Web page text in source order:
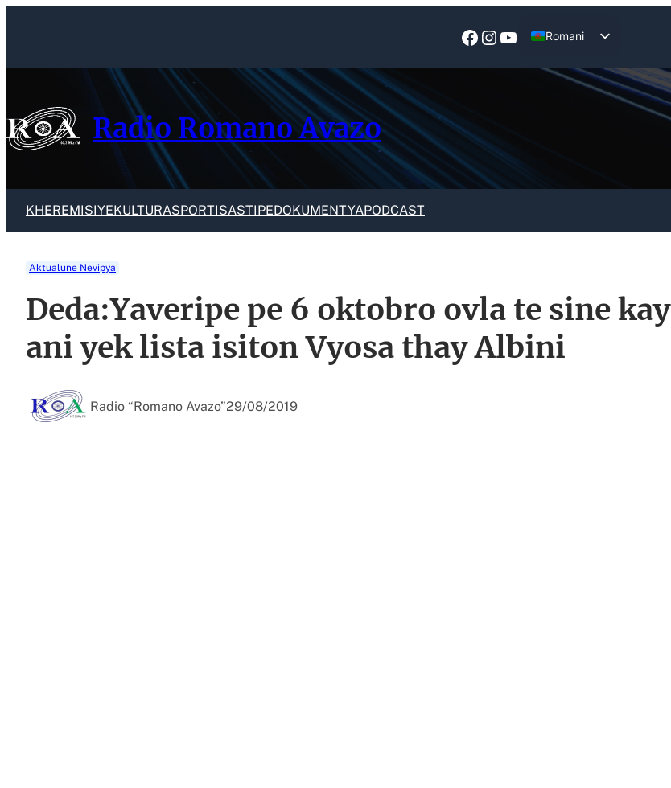
Facebook
Instagram
YouTube
Romani
Radio Romano Avazo
KHEREMISIYEKULTURASPORTISASTIPEDOKUMENTYAPODCAST
Aktualune Nevipya
Deda:Yaveripe pe 6 oktobro ovla te sine kay
ani yek lista isiton Vyosa thay Albini
Radio “Romano Avazo”29/08/2019